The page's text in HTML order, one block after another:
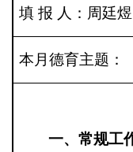
填 报 人：周廷煜
本月德育主题：
一、常规工